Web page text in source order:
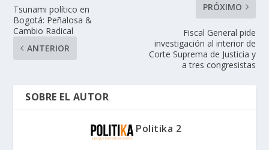
Tsunami político en
Bogotá: Peñalosa &
Cambio Radical
ANTERIOR
PRÓXIMO
Fiscal General pide
investigación al interior de
Corte Suprema de Justicia y
a tres congresistas
SOBRE EL AUTOR
Politika 2